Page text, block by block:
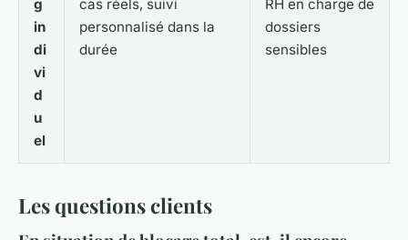
g
in
di
vi
d
u
el
cas réels, suivi
personnalisé dans la
durée
RH en charge de
dossiers
sensibles
Les questions clients